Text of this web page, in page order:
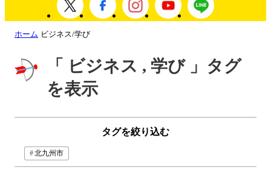
ホーム ビジネス/学び
「 ビジネス , 学び 」タグ
を表示
タグを絞り込む
北九州市